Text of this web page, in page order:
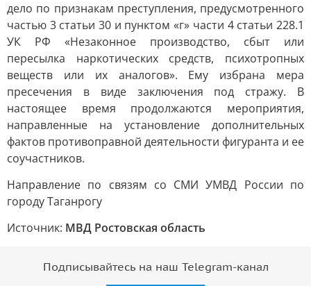
дело по признакам преступления, предусмотренного
частью 3 статьи 30 и пунктом «г» части 4 статьи 228.1
УК РФ «Незаконное производство, сбыт или
пересылка наркотических средств, психотропных
веществ или их аналогов». Ему избрана мера
пресечения в виде заключения под стражу. В
настоящее время продолжаются мероприятия,
направленные на установление дополнительных
фактов противоправной деятельности фигуранта и ее
соучастников.
Направление по связям со СМИ УМВД России по
городу Таганрогу
Источник: МВД Ростовская область
Подписывайтесь на наш Telegram-канал